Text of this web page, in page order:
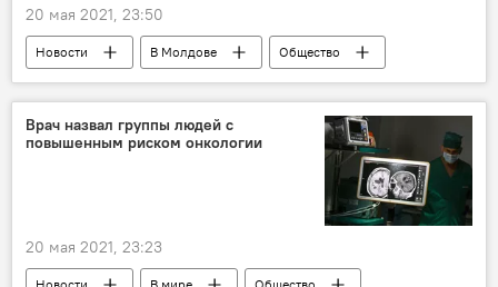
20 мая 2021, 23:50
Новости В Молдове Общество
Врач назвал группы людей с
повышенным риском онкологии
20 мая 2021, 23:23